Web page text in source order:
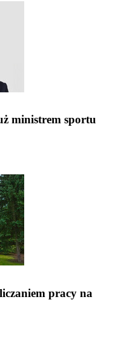
ministrem sportu
pracy na